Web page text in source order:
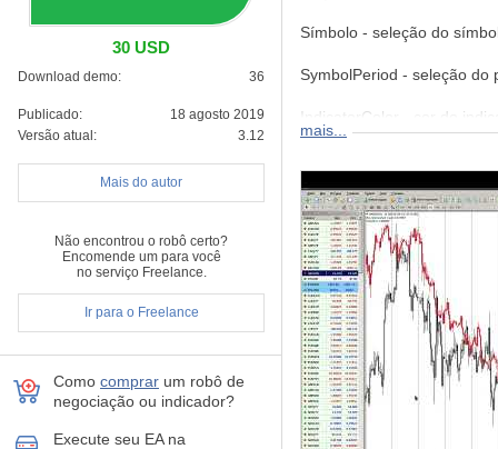
30 USD
Download demo: 36
Publicado:
18 agosto 2019
Versão atual:
3.12
Mais do autor
Não encontrou o robô certo?
Encomende um para você
no serviço Freelance.
Ir para o Freelance
Como comprar um robô de
negociação ou indicador?
Execute seu EA na
Símbolo - seleção do
SymbolPeriod - seleção
IndicatorColor - cor do
Inverse - true inverte
ChartVerticalShiftStep -
A seguir estão as
mais...